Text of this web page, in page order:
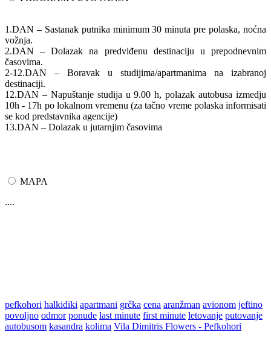
1.DAN – Sastanak putnika minimum 30 minuta pre polaska, noćna
vožnja.
2.DAN – Dolazak na predviđenu destinaciju u prepodnevnim
časovima.
2-12.DAN – Boravak u studijima/apartmanima na izabranoj
destinaciji.
12.DAN – Napuštanje studija u 9.00 h, polazak autobusa izmedju
10h - 17h po lokalnom vremenu (za tačno vreme polaska informisati
se kod predstavnika agencije)
13.DAN – Dolazak u jutarnjim časovima
MAPA
....
pefkohori halkidiki apartmani grčka cena aranžman avionom jeftino
povoljno odmor ponude last minute first minute letovanje putovanje
autobusom kasandra kolima Vila Dimitris Flowers - Pefkohori